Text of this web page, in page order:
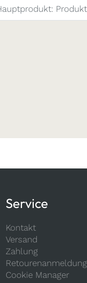
Service
Kontakt
Versand
Zahlung
Retourenanmeldung
Cookie Manager